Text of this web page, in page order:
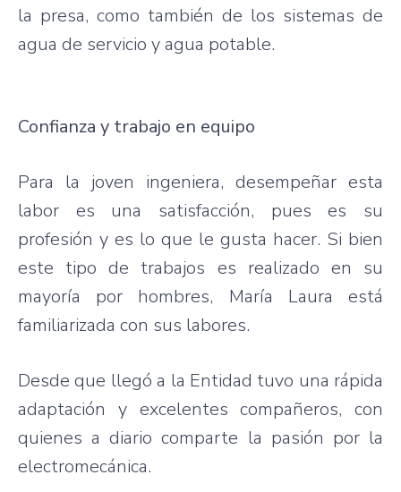
la presa, como también de los sistemas de
agua de servicio y agua potable.
Confianza y trabajo en equipo
Para la joven ingeniera, desempeñar esta
labor es una satisfacción, pues es su
profesión y es lo que le gusta hacer. Si bien
este tipo de trabajos es realizado en su
mayoría por hombres, María Laura está
familiarizada con sus labores.
Desde que llegó a la Entidad tuvo una rápida
adaptación y excelentes compañeros, con
quienes a diario comparte la pasión por la
electromecánica.